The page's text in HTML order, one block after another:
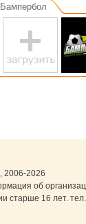
Бампербол
2006-2026
об
старше 16 лет. тел.